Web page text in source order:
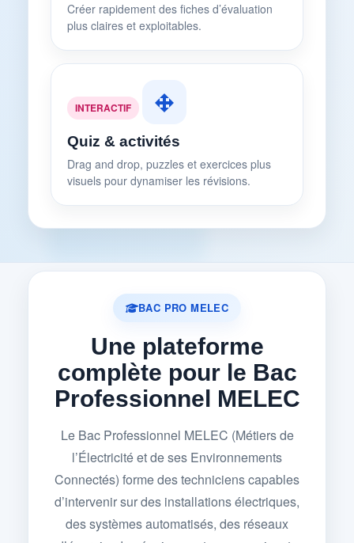
Créer rapidement des fiches d’évaluation
plus claires et exploitables.
INTERACTIF
Quiz & activités
Drag and drop, puzzles et exercices plus
visuels pour dynamiser les révisions.
BAC PRO MELEC
Une plateforme
complète pour le Bac
Professionnel MELEC
Le Bac Professionnel MELEC (Métiers de
l’Électricité et de ses Environnements
Connectés) forme des techniciens capables
d’intervenir sur des installations électriques,
des systèmes automatisés, des réseaux